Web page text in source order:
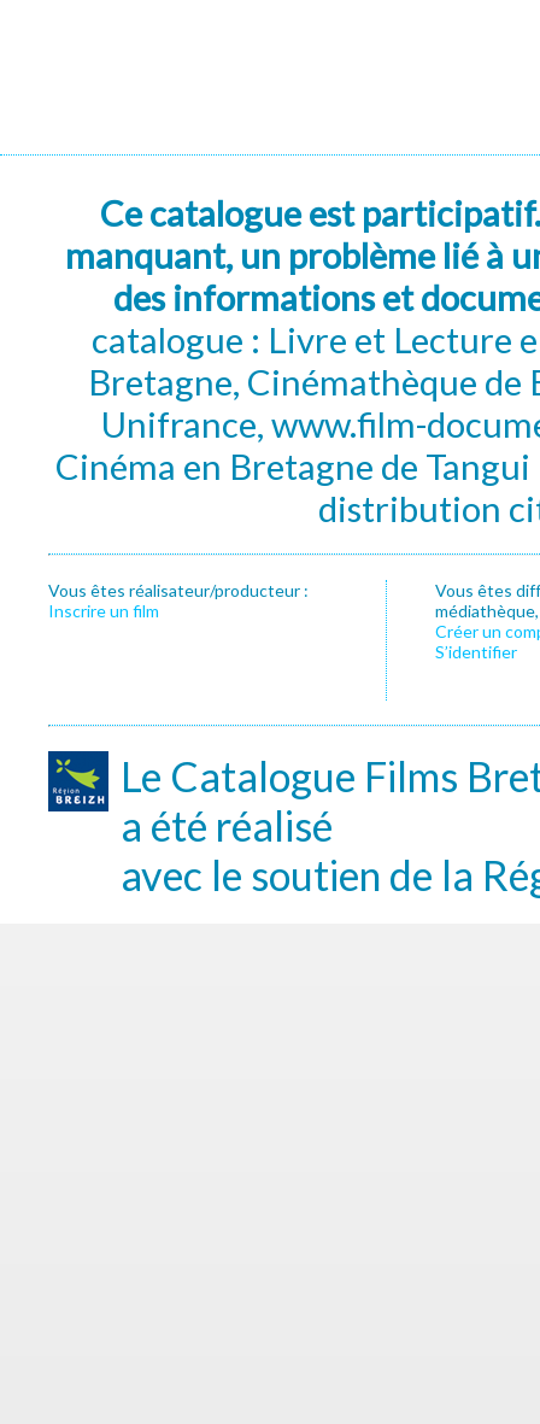
Ce catalogue est
manquant, un problème lié à
des informations et
catalogue : Livre et Lecture
Bretagne, Cinémathèque de
Unifrance, www.film-
Cinéma en Bretagne de
distribution
Vous êtes réalisateur/producteur :
Inscrire un film
Vous êtes
Créer un
S’identifier
Le Catalogue Films
a été réalisé
avec le soutien de la